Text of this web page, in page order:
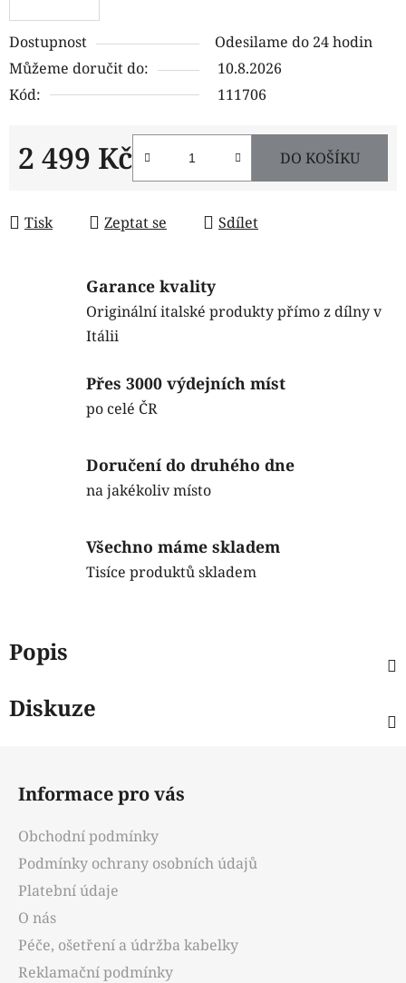
Dostupnost
Odesilame do 24 hodin
Můžeme doručit do:
10.8.2026
Kód:
111706
2 499 Kč DO KOŠÍKU
Tisk Zeptat se Sdílet
Garance kvality
Originální italské produkty přímo z dílny v
Itálii
Přes 3000 výdejních míst
po celé ČR
Doručení do druhého dne
na jakékoliv místo
Všechno máme skladem
Tisíce produktů skladem
Popis
Diskuze
Informace pro vás
Obchodní podmínky
Podmínky ochrany osobních údajů
Platební údaje
O nás
Péče, ošetření a údržba kabelky
Reklamační podmínky